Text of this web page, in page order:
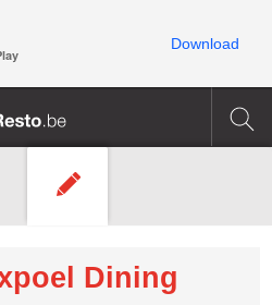
Dining
Download